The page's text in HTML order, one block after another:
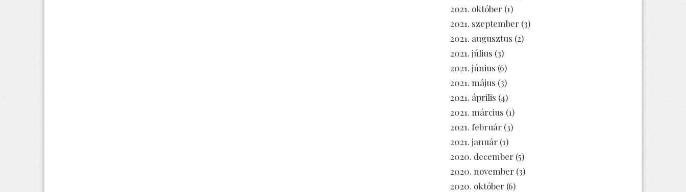
2021. október (1)
2021. szeptember (3)
2021. augusztus (2)
2021. július (3)
2021. június (6)
2021. május (3)
2021. április (4)
2021. március (1)
2021. február (3)
2021. január (1)
2020. december (5)
2020. november (3)
2020. október (6)